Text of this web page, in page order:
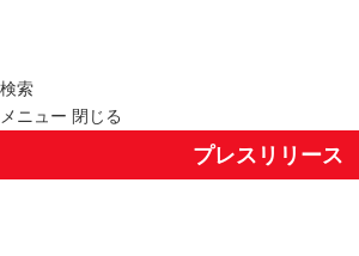
検索
メニュー 閉じる
プレスリリース